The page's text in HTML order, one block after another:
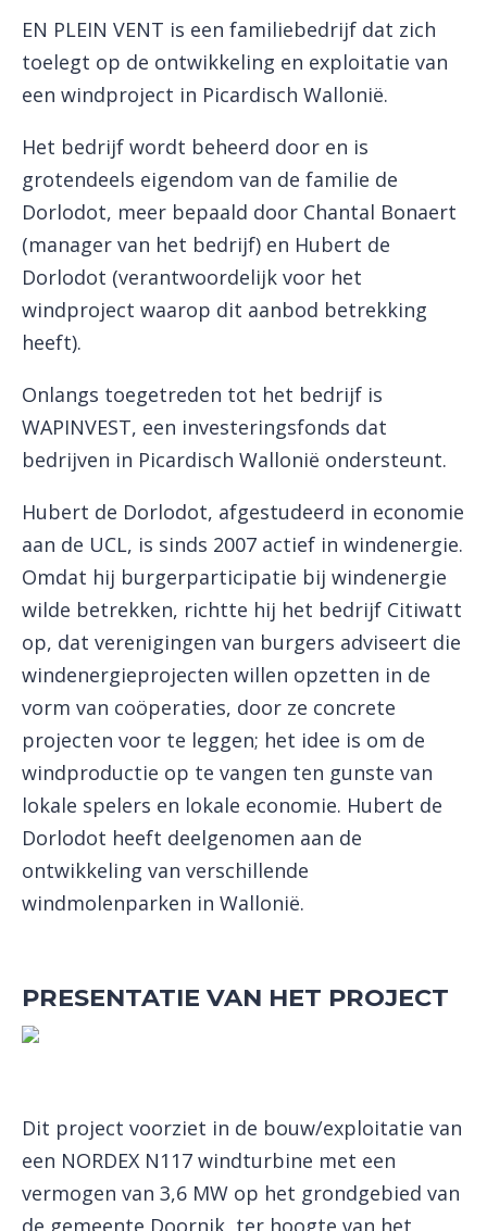
EN PLEIN VENT is een familiebedrijf dat zich
toelegt op de ontwikkeling en exploitatie van
een windproject in Picardisch Wallonië.
Het bedrijf wordt beheerd door en is
grotendeels eigendom van de familie de
Dorlodot, meer bepaald door Chantal Bonaert
(manager van het bedrijf) en Hubert de
Dorlodot (verantwoordelijk voor het
windproject waarop dit aanbod betrekking
heeft).
Onlangs toegetreden tot het bedrijf is
WAPINVEST, een investeringsfonds dat
bedrijven in Picardisch Wallonië ondersteunt.
Hubert de Dorlodot, afgestudeerd in economie
aan de UCL, is sinds 2007 actief in windenergie.
Omdat hij burgerparticipatie bij windenergie
wilde betrekken, richtte hij het bedrijf Citiwatt
op, dat verenigingen van burgers adviseert die
windenergieprojecten willen opzetten in de
vorm van coöperaties, door ze concrete
projecten voor te leggen; het idee is om de
windproductie op te vangen ten gunste van
lokale spelers en lokale economie. Hubert de
Dorlodot heeft deelgenomen aan de
ontwikkeling van verschillende
windmolenparken in Wallonië.
PRESENTATIE VAN HET PROJECT
Dit project voorziet in de bouw/exploitatie van
een NORDEX N117 windturbine met een
vermogen van 3,6 MW op het grondgebied van